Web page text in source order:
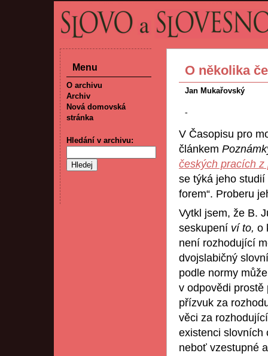
O několika
Jan Mukařovský
-
V Časopisu pro
článkem
českých pracích z
se týká jeho studií
forem“. Proberu
Vytkl jsem, že B.
seskupení ví to, o
není rozhodující
dvojslabičný
podle normy
v odpovědi prostě
přízvuk za
věci za
existenci
neboť vzestupné
Menu
O archivu
Archiv
Nová domovská
stránka
Hledání v archivu: